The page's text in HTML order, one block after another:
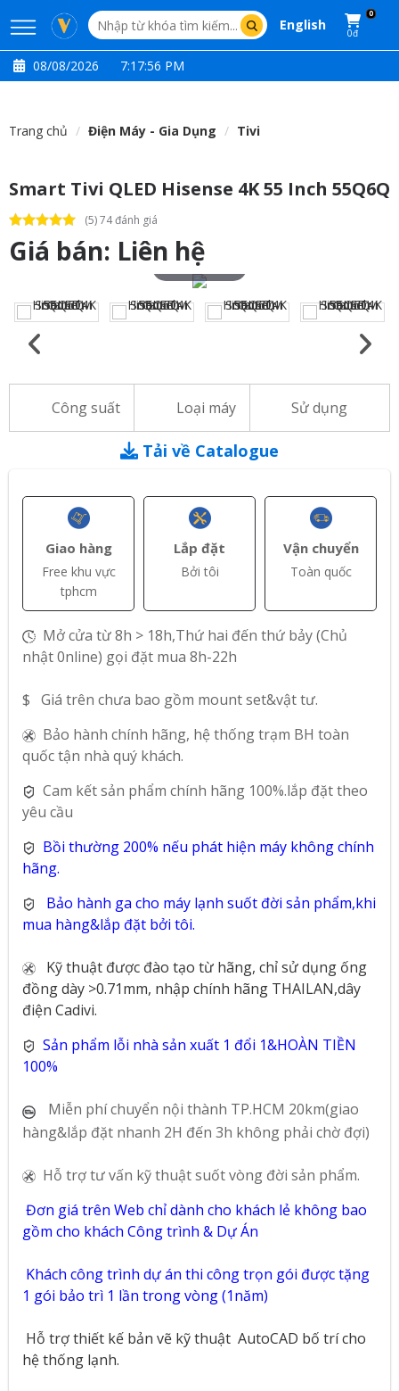
English
0
0đ
08/08/2026 7:17:57 PM
Trang chủ Điện Máy - Gia Dụng Tivi
Smart Tivi QLED Hisense 4K 55 Inch 55Q6Q
(5) 74 đánh giá
Giá bán: Liên hệ
Touch to zoom
Công suất Loại máy Sử dụng
Tải về Catalogue
Giao hàng
Free khu vực
tphcm
Lắp đặt
Bởi tôi
Vận chuyển
Toàn quốc
Mở cửa từ 8h > 18h,Thứ hai đến thứ bảy (Chủ
nhật 0nline) gọi đặt mua 8h-22h
$ Giá trên chưa bao gồm mount set&vật tư.
Bảo hành chính hãng, hệ thống trạm BH toàn
quốc tận nhà quý khách.
Cam kết sản phẩm chính hãng 100%.lắp đặt theo
yêu cầu
Bồi thường 200% nếu phát hiện máy không chính
hãng.
Bảo hành ga cho máy lạnh suốt đời sản phẩm,khi
mua hàng&lắp đặt bởi tôi.
Kỹ thuật được đào tạo từ hãng, chỉ sử dụng ống
đồng dày >0.71mm, nhập chính hãng THAILAN,dây
điện Cadivi.
Sản phẩm lỗi nhà sản xuất 1 đổi 1&HOÀN TIỀN
100%
Miễn phí chuyển nội thành TP.HCM 20km(giao
hàng&lắp đặt nhanh 2H đến 3h không phải chờ đợi)
Hỗ trợ tư vấn kỹ thuật suốt vòng đời sản phẩm.
Đơn giá trên Web chỉ dành cho khách lẻ không bao
gồm cho khách Công trình & Dự Án
Khách công trình dự án thi công trọn gói được tặng
1 gói bảo trì 1 lần trong vòng (1năm)
Hỗ trợ thiết kế bản vẽ kỹ thuật AutoCAD bố trí cho
hệ thống lạnh.